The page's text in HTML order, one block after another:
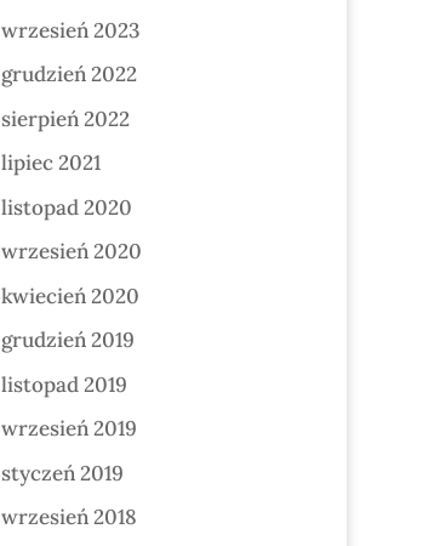
wrzesień 2023
grudzień 2022
sierpień 2022
lipiec 2021
listopad 2020
wrzesień 2020
kwiecień 2020
grudzień 2019
listopad 2019
wrzesień 2019
styczeń 2019
wrzesień 2018